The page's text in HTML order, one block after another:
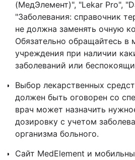
(МедЭлемент)", "Lekar Pro",
"Заболевания: справочник
не должна заменять очную
Обязательно обращайтесь в
учреждения при наличии
заболеваний или
Выбор лекарственных
должен быть оговорен со
врач может назначить
дозировку с учетом
организма больного.
Сайт MedElement и